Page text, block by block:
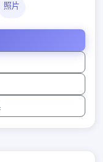
照片